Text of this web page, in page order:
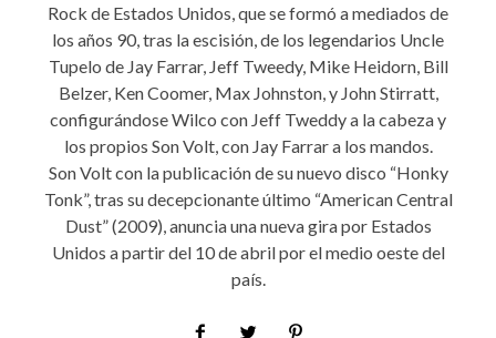
Rock de Estados Unidos, que se formó a mediados de
los años 90, tras la escisión, de los legendarios Uncle
Tupelo de Jay Farrar, Jeff Tweedy, Mike Heidorn, Bill
Belzer, Ken Coomer, Max Johnston, y John Stirratt,
configurándose Wilco con Jeff Tweddy a la cabeza y
los propios Son Volt, con Jay Farrar a los mandos.
Son Volt con la publicación de su nuevo disco “Honky
Tonk”, tras su decepcionante último “American Central
Dust” (2009), anuncia una nueva gira por Estados
Unidos a partir del 10 de abril por el medio oeste del
país.